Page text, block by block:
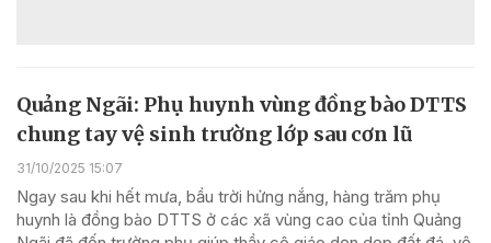
Quảng Ngãi: Phụ huynh vùng đồng bào DTTS
chung tay vệ sinh trường lớp sau cơn lũ
31/10/2025 15:07
Ngay sau khi hết mưa, bầu trời hửng nắng, hàng trăm phụ
huynh là đồng bào DTTS ở các xã vùng cao của tỉnh Quảng